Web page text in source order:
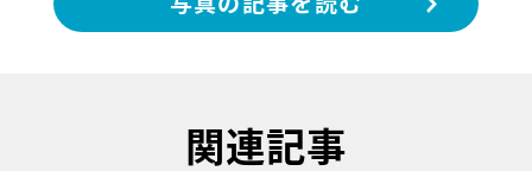
関連記事